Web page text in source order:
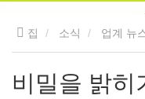
집 소식 업계 뉴
코팅합니까?
비밀을 밝히